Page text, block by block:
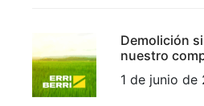
Demolición
nuestro
1 de junio de